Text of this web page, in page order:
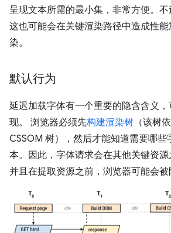
呈现文本所需的最小集，非常方便。不
这也可能会在关键渲染路径中造成性
染。
默认行为
延迟加载字体有一个重要的隐含含义
现。 浏览器必须先构建渲染树 （该树
CSSOM 树），然后才能知道需要哪些
本。因此，字体请求会在其他关键资源
并且在提取资源之前，浏览器可能会被